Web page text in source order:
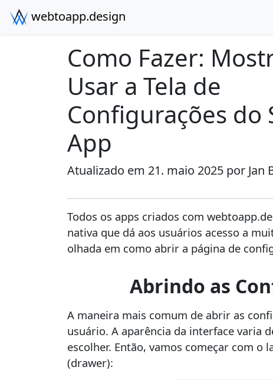
webtoapp.design
Como Fazer:
Usar a Tela de
Configurações do
App
Atualizado em 21. maio 2025 por Jan
Todos os apps criados com
nativa que dá aos usuários acesso a
olhada em como abrir a página de
Abrindo as
A maneira mais comum de abrir as
usuário. A aparência da interface varia
escolher. Então, vamos começar com
(drawer):